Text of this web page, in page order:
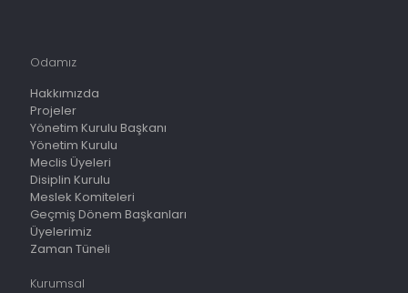
Odamız
Hakkımızda
Projeler
Yönetim Kurulu Başkanı
Yönetim Kurulu
Meclis Üyeleri
Disiplin Kurulu
Meslek Komiteleri
Geçmiş Dönem Başkanları
Üyelerimiz
Zaman Tüneli
Kurumsal